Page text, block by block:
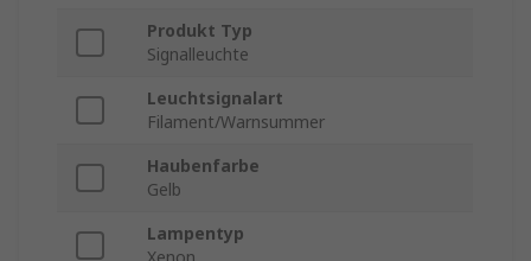
Produkt Typ
Signalleuchte
Leuchtsignalart
Filament/Warnsummer
Haubenfarbe
Gelb
Lampentyp